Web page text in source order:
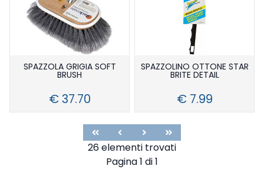
SPAZZOLA GRIGIA SOFT
BRUSH
€ 37.70
SPAZZOLINO OTTONE STAR
BRITE DETAIL
€ 7.99
First Previous
26 elementi trovati
Pagina 1 di 1
Next Last